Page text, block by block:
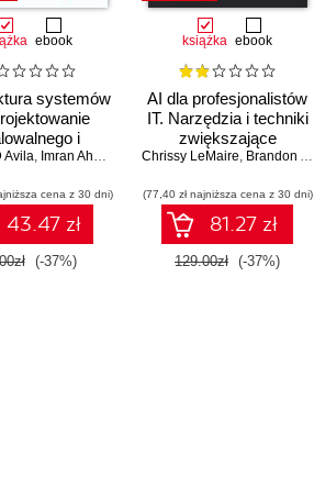
ebook
systemów
i
Avila, Imran Ahmad
cena z 30 dni)
43.47 zł
(-37%)
książka ebook
AI dla profesjonalistów
IT. Narzędzia i techniki
zwiększające
produktywność
Chrissy LeMaire, Brandon Abshire
(77,40 zł najniższa cena z 30 dni)
81.27 zł
129.00zł (-37%)